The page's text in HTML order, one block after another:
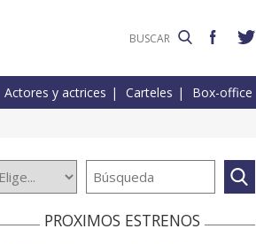
Actores y actrices Carteles Box-office
PROXIMOS ESTRENOS